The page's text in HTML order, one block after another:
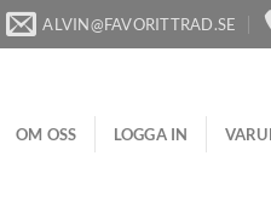
ALVIN@FAVORITTRAD.SE
OM OSS LOGGA IN